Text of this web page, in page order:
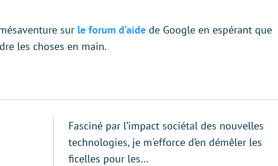
sur le forum d’aide de Google en espérant que
les choses en main.
Fasciné par l’impact sociétal des nouvelles
technologies, je m'efforce d’en démêler les
ficelles pour les…